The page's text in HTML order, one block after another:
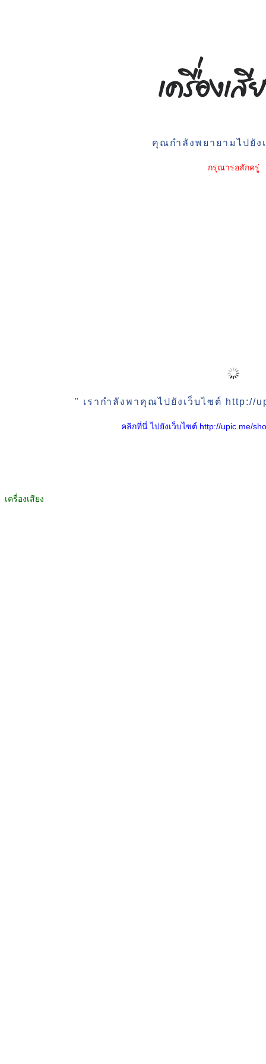
คุณกำลังพยายามไปยัง
กรุณารอสักครู่
" เรากำลังพาคุณไปยังเว็บไซต์ http://
คลิกที่นี่ ไปยังเว็บไซต์ http://upic.me/
เครื่องเสียง